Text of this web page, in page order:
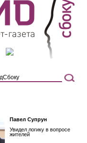
Павел Супрун
Увидел логику в вопросе
жителей